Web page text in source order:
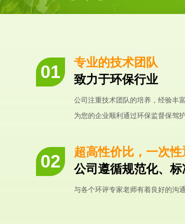
专业的技术团队
致力于环保行业
公司注重技术团队的培养，经验丰
为您的企业顺利通过环保监督保驾
超高性价比，一次性
公司遵循规范化、
与各个环评专家老师有着良好的沟